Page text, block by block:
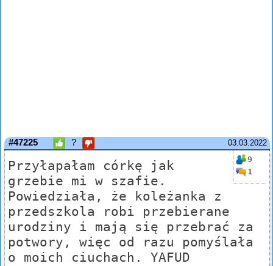
03.03.2022
#47225 ?
9
1
Przyłapałam córkę jak
grzebie mi w szafie.
Powiedziała, że koleżanka z
przedszkola robi przebierane
urodziny i mają się przebrać za
potwory, więc od razu pomyślała
o moich ciuchach. YAFUD